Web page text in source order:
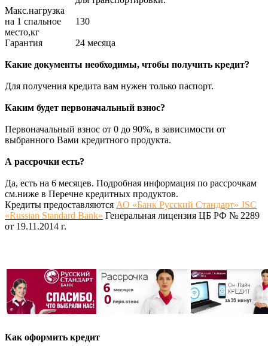
Макс.нагрузка
на 1 спальное
место,кг
130
Гарантия 24 месяца
Какие документы необходимы, чтобы получить кредит?
Для получения кредита вам нужен только паспорт.
Каким будет первоначальный взнос?
Первоначальный взнос от 0 до 90%, в зависимости от
выбранного Вами кредитного продукта.
А рассрочки есть?
Да, есть на 6 месяцев. Подробная информация по рассрочкам
см.ниже в Перечне кредитных продуктов.
Кредиты предоставляются АО «Банк Русский Стандарт» JSC
«Russian Standard Bank» Генеральная лицензия ЦБ РФ № 2289
от 19.11.2014 г.
Как оформить кредит